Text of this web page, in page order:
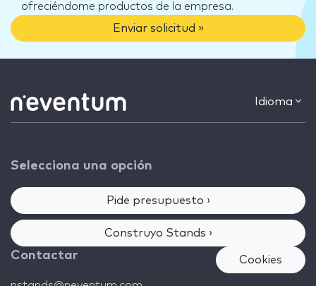
ofreciéndome productos de la empresa.
Enviar solicitud »
Idioma
Selecciona una opción
Pide presupuesto ›
Construyo Stands ›
Contactar Cookies